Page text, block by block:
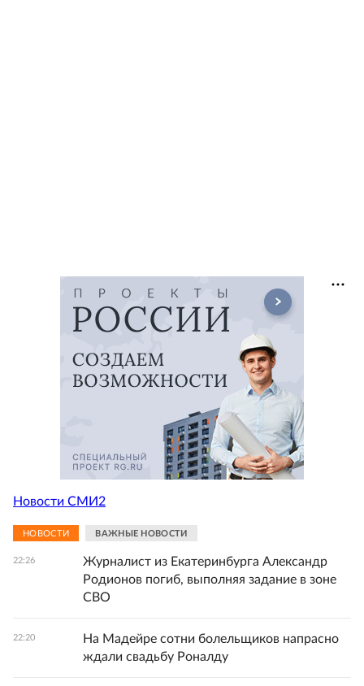
Новости СМИ2
НОВОСТИ ВАЖНЫЕ НОВОСТИ
22:26
Журналист из Екатеринбурга Александр
Родионов погиб, выполняя задание в зоне
СВО
22:20
На Мадейре сотни болельщиков напрасно
ждали свадьбу Роналду